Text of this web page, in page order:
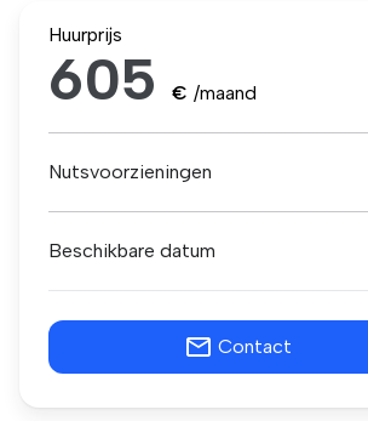
Huurprijs
605 € /maand
Nutsvoorzieningen
Beschikbare datum
Contact